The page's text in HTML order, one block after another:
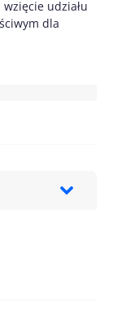
wzięcie udziału
dla